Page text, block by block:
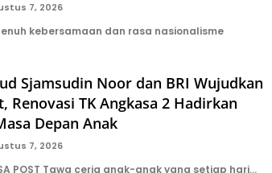
7, 2026
kebersamaan dan rasa nasionalisme
Sjamsudin Noor dan BRI Wujudkan
Renovasi TK Angkasa 2 Hadirkan
Depan Anak
7, 2026
POST Tawa ceria anak-anak yang setiap hari…